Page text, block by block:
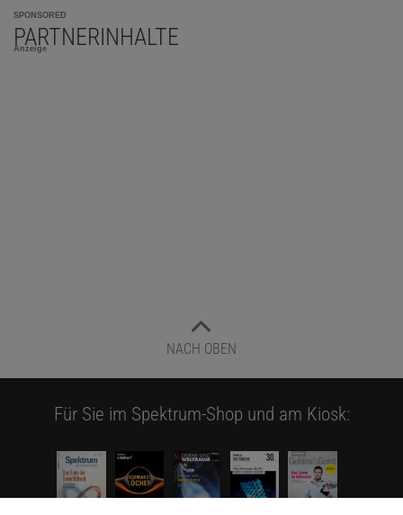
SPONSORED
PARTNERINHALTE
Anzeige
NACH OBEN
Für Sie im Spektrum-Shop und am Kiosk: